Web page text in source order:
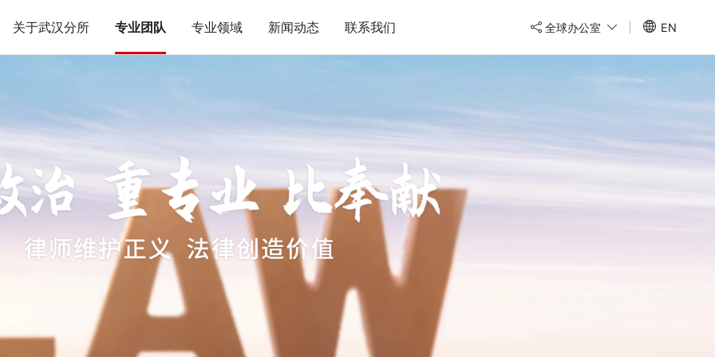
全球办公室 EN
关于武汉分所 专业团队 专业领域 新闻动态 联系我们